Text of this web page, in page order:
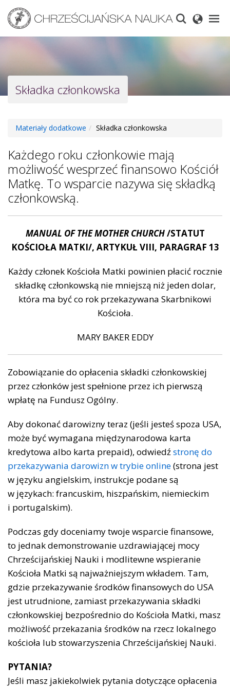
main
content
Składka członkowska
Materiały dodatkowe Składka członkowska
Każdego roku członkowie mają
możliwość wesprzeć finansowo Kościół
Matkę. To wsparcie nazywa się składką
członkowską.
MANUAL OF THE MOTHER CHURCH/STATUT
KOŚCIOŁA MATKI/, ARTYKUŁ VIII, PARAGRAF 13
Każdy członek Kościoła Matki powinien płacić rocznie
składkę członkowską nie mniejszą niż jeden dolar,
która ma być co rok przekazywana Skarbnikowi
Kościoła.
MARY BAKER EDDY
Zobowiązanie do opłacenia składki członkowskiej
przez członków jest spełnione przez ich pierwszą
wpłatę na Fundusz Ogólny.
Aby dokonać darowizny teraz (jeśli jesteś spoza USA,
może być wymagana międzynarodowa karta
kredytowa albo karta prepaid), odwiedźstronę do
przekazywania darowizn w trybie online(strona jest
w języku angielskim, instrukcje podane są
w językach: francuskim, hiszpańskim, niemieckim
i portugalskim).
Podczas gdy doceniamy twoje wsparcie finansowe,
to jednak demonstrowanie uzdrawiającej mocy
Chrześcijańskiej Nauki i modlitewne wspieranie
Kościoła Matki są najważniejszym wkładem. Tam,
gdzie przekazywanie środków finansowych do USA
jest utrudnione, zamiast przekazywania składki
członkowskiej bezpośrednio do Kościoła Matki, masz
możliwość przekazania środków na rzecz lokalnego
kościoła lub stowarzyszenia Chrześcijańskiej Nauki.
PYTANIA?
Jeśli masz jakiekolwiek pytania dotyczące opłacenia